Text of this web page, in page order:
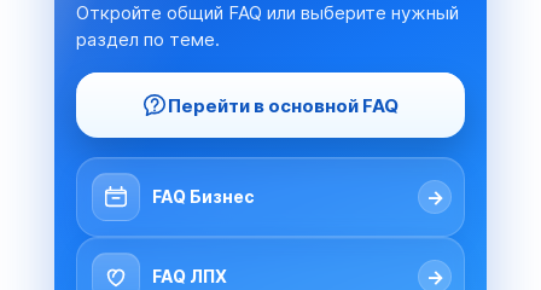
Откройте общий FAQ или выберите нужный
раздел по теме.
Перейти в основной FAQ
FAQ Бизнес →
FAQ ЛПХ →